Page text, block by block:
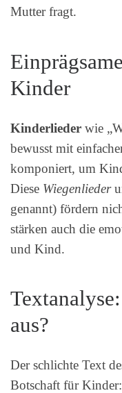
Mutter fragt.
Kinder
Kinderlieder wie
bewusst mit
komponiert, um
Diese Wiegenlieder
genannt) fördern
stärken auch die
und Kind.
aus?
Der schlichte Text
Botschaft für